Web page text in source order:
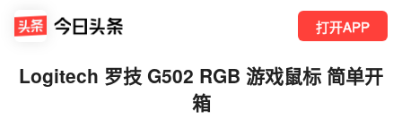
打开APP
Logitech 罗技 G502 RGB 游戏鼠标 简单开
箱